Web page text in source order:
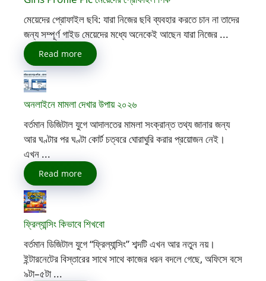
মেয়েদের প্রোফাইল ছবি: যারা নিজের ছবি ব্যবহার করতে চান না তাদের
জন্য সম্পূর্ণ গাইড মেয়েদের মধ্যে অনেকেই আছেন যারা নিজের ...
Read more
অনলাইনে মামলা দেখার উপায় ২০২৬
বর্তমান ডিজিটাল যুগে আদালতের মামলা সংক্রান্ত তথ্য জানার জন্য
আর ঘণ্টার পর ঘণ্টা কোর্ট চত্বরে ঘোরাঘুরি করার প্রয়োজন নেই।
এখন ...
Read more
ফ্রিল্যান্সিং কিভাবে শিখবো
বর্তমান ডিজিটাল যুগে “ফ্রিল্যান্সিং” শব্দটি এখন আর নতুন নয়।
ইন্টারনেটের বিস্তারের সাথে সাথে কাজের ধরন বদলে গেছে, অফিসে বসে
৯টা–৫টা ...